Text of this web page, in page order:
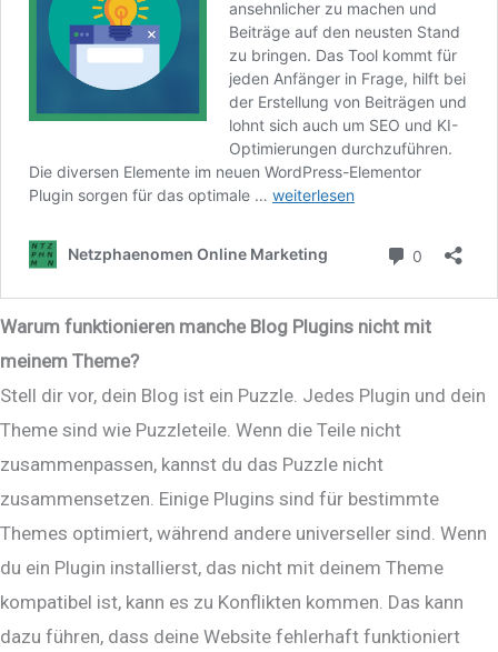
Warum funktionieren manche Blog Plugins nicht mit
meinem Theme?
Stell dir vor, dein Blog ist ein Puzzle. Jedes Plugin und dein
Theme sind wie Puzzleteile. Wenn die Teile nicht
zusammenpassen, kannst du das Puzzle nicht
zusammensetzen. Einige Plugins sind für bestimmte
Themes optimiert, während andere universeller sind. Wenn
du ein Plugin installierst, das nicht mit deinem Theme
kompatibel ist, kann es zu Konflikten kommen. Das kann
dazu führen, dass deine Website fehlerhaft funktioniert